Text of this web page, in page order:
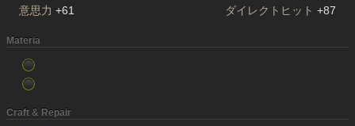
意思力 +61 ダイレクトヒット +87
Materia
Craft & Repair